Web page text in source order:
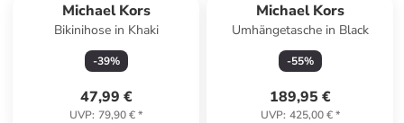
Michael Kors
Bikinihose in Khaki
-39%
47,99 €
UVP: 79,90 €*
Michael Kors
Umhängetasche in Black
-55%
189,95 €
UVP: 425,00 €*